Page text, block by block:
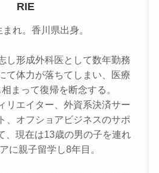
RIE
れ。香川県出身。
し形成外科医として数年勤務
て体力が落ちてしまい、医療
まって復帰を断念する。
リエイター、外資系決済サー
、オフショアビジネスのサポ
、現在は13歳の男の子を連れ
に親子留学し8年目。